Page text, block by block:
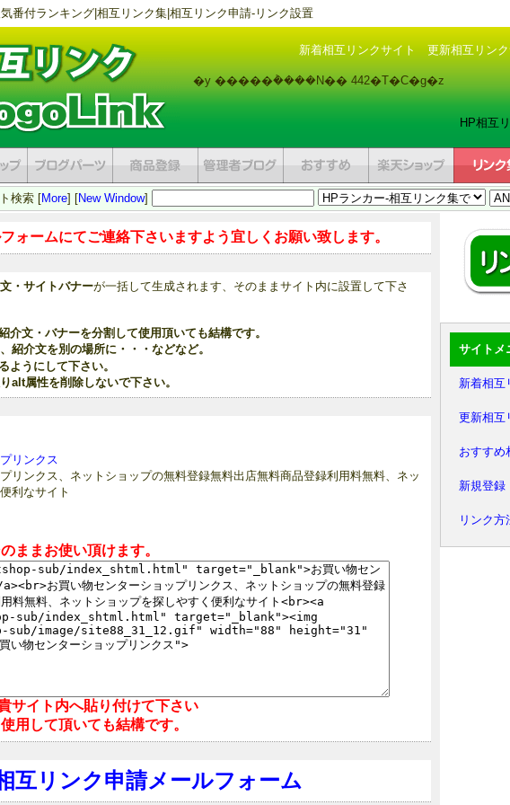
番付ランキング|相互リンク集|相互リンク申請-リンク設置
新着相互リンクサイト 更新相互リンク
�y �����݃����N�� 442�T�C�g�z
HP相互
検索 [More] [New Window]
ォームにてご連絡下さいますよう宜しくお願い致します。
・サイトバナーが一括して生成されます、そのままサイト内に設置して下さ
文・バナーを分割して使用頂いても結構です。
介文を別の場所に・・・などなど。
うにして下さい。
属性を削除しないで下さい。
リンクス
リンクス、ネットショップの無料登録無料出店無料商品登録利用料無料、ネッ
利なサイト
ままお使い頂けます。
サイト内へ貼り付けて下さい
用して頂いても結構です。
互リンク申請メールフォーム
サイトメ
新着相互
更新相互
おすすめ
新規登録
リンク方